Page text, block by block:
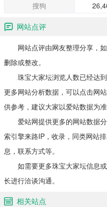
搜狗
网站点评
网站点评由网友整理分享，如
删除或整改。
珠宝大家坛浏览人数已经达到
更多网站分析数据，可以点击网
供参考，建议大家以爱站数据为准
爱站网提供更多的网站数据分
索引擎来路IP，收录，同类网站
息，联系方式等。
如需要更多珠宝大家坛信息或
长进行洽谈沟通。
相关站点